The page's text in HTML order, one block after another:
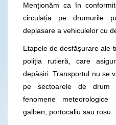
Menționăm ca în
circulația pe drumurile
deplasare a vehiculelor cu
Etapele de desfășurare ale
poliția rutieră, care
depășiri. Transportul nu se
pe sectoarele de drum
fenomene
galben, portocaliu sau roșu.